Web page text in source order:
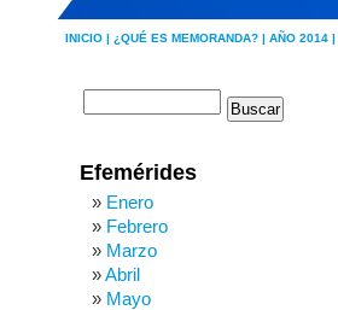
INICIO | ¿QUÉ ES MEMORANDA? | AÑO 2014 |
Efemérides
Enero
Febrero
Marzo
Abril
Mayo